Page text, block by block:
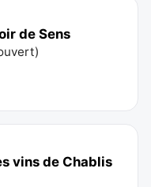
de Sens
)
vins de Chablis